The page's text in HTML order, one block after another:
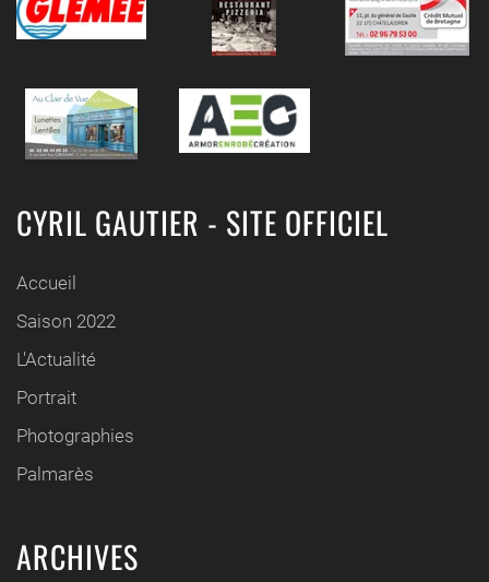
CYRIL GAUTIER - SITE OFFICIEL
Accueil
Saison 2022
L'Actualité
Portrait
Photographies
Palmarès
ARCHIVES